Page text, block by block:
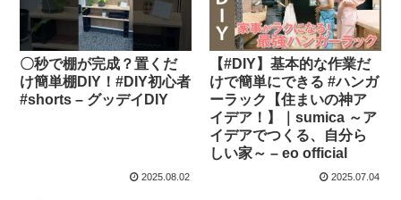
〇秒で棚が完成？置くだ
け簡単棚DIY！#DIY初心者
#shorts – グッデイDIY
2025.08.02
【#DIY】基本的な作業だ
けで簡単にできる #ハンガ
ーラック【住まいの神ア
イデア！】｜sumica ～ア
イデアでつくる、自分ら
しい家～ – eo official
2025.07.04